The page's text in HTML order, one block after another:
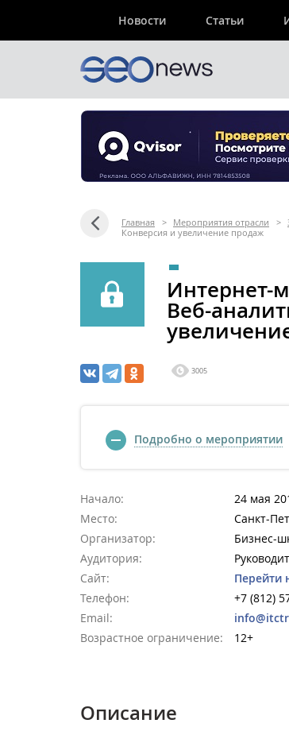
Новости Статьи
Главная > Мероприятия отрасли >
Конверсия и увеличение продаж
Интернет-
Веб-
3005
Подробно о мероприятии
Начало:
24 мая
Место:
Санкт-
Организатор:
Бизнес-
Аудитория:
Сайт:
Перейти
Телефон:
+7 (812)
Email:
Возрастное ограничение:
12+
Описание